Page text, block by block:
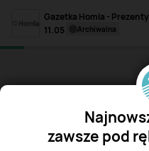
Gazetka Homla -
11.05
archiwalna
zawsze pod